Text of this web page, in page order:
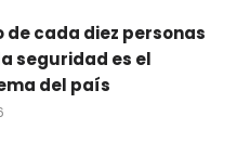
de cada diez personas
seguridad es el
del país